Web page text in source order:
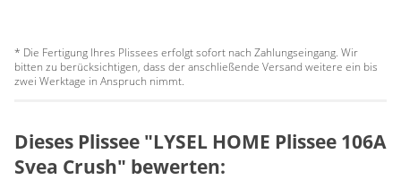
* Die Fertigung Ihres Plissees erfolgt sofort nach Zahlungseingang. Wir
bitten zu berücksichtigen, dass der anschließende Versand weitere ein bis
zwei Werktage in Anspruch nimmt.
Dieses Plissee "LYSEL HOME Plissee 106A
Svea Crush" bewerten: